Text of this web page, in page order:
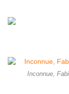
Inconnue,